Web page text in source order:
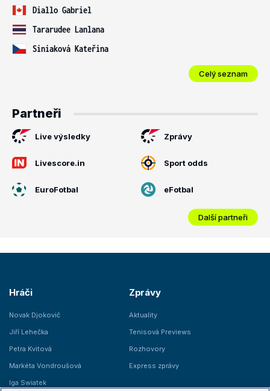
Diallo Gabriel
Tararudee Lanlana
Siniaková Kateřina
Celý seznam
Partneři
Live výsledky Zprávy
Livescore.in Sport odds
EuroFotbal eFotbal
Další partneři
Hráči
Novak Djokovič
Jiří Lehečka
Petra Kvitová
Markéta Vondroušová
Iga Swiatek
Zprávy
Aktuality
Tenisová Previews
Rozhovory
Express zprávy